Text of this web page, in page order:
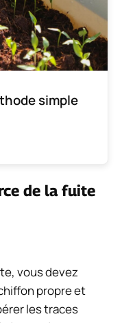
simple
de la fuite
vous devez
propre et
les traces